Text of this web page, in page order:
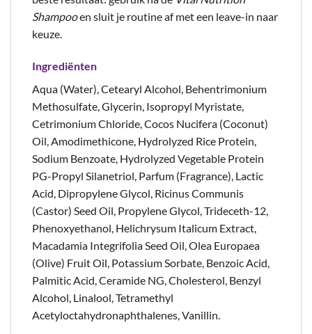
Shampooen sluit je routine af met een leave-in naar
keuze.
Ingrediënten
Aqua (Water), Cetearyl Alcohol, Behentrimonium
Methosulfate, Glycerin, Isopropyl Myristate,
Cetrimonium Chloride, Cocos Nucifera (Coconut)
Oil, Amodimethicone, Hydrolyzed Rice Protein,
Sodium Benzoate, Hydrolyzed Vegetable Protein
PG-Propyl Silanetriol, Parfum (Fragrance), Lactic
Acid, Dipropylene Glycol, Ricinus Communis
(Castor) Seed Oil, Propylene Glycol, Trideceth-12,
Phenoxyethanol, Helichrysum Italicum Extract,
Macadamia Integrifolia Seed Oil, Olea Europaea
(Olive) Fruit Oil, Potassium Sorbate, Benzoic Acid,
Palmitic Acid, Ceramide NG, Cholesterol, Benzyl
Alcohol, Linalool, Tetramethyl
Acetyloctahydronaphthalenes, Vanillin.